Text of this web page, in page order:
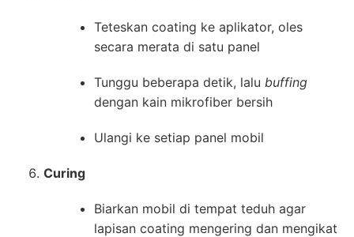
Teteskan coating ke aplikator, oles
secara merata di satu panel
Tunggu beberapa detik, lalu buffing
dengan kain mikrofiber bersih
Ulangi ke setiap panel mobil
Curing
Biarkan mobil di tempat teduh agar
lapisan coating mengering dan mengikat